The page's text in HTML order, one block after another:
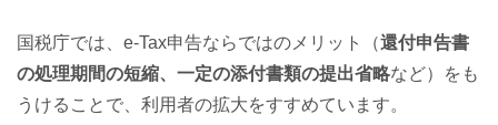
国税庁では、e-Tax申告ならではのメリット（還付申告書
の処理期間の短縮、一定の添付書類の提出省略など）をも
うけることで、利用者の拡大をすすめています。